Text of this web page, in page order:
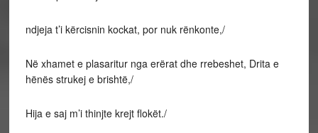
ndjeja t’i kërcisnin kockat, por nuk rënkonte,/
Në xhamet e plasaritur nga erërat dhe rrebeshet, Drita e
hënës strukej e brishtë,/
Hija e saj m’i thinjte krejt flokët./